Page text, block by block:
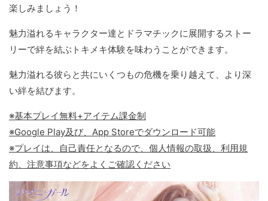
楽しみましょう！
魅力溢れるキャラクター達とドラマチックに展開するストー
リーで絆を結ぶトキメキ体験を味わうことができます。
魅力溢れる彼らと共にいくつもの危機を乗り越えて、より深
い絆を結びます。
※基本プレイ無料+アイテム課金制
※Google Play及び、App Storeでダウンロード可能
※プレイは、自己責任となるので、個人情報の取扱、利用規
約、注意事項などをよくご確認ください